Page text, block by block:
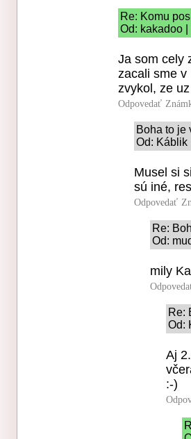
Re: Komu
Od: kakadoo
Ja som cely
zacali sme v
zvykol, ze
Odpovedať
Boha to je
Od: Káblik
Musel si
sú iné,
Odpovedať
Re:
Od:
mily
Re:
Od:
Aj
:-)